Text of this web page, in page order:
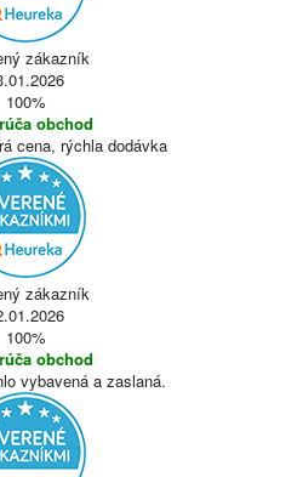
zákazník
100%
obchod
cena, rýchla dodávka
zákazník
100%
obchod
vybavená a zaslaná.